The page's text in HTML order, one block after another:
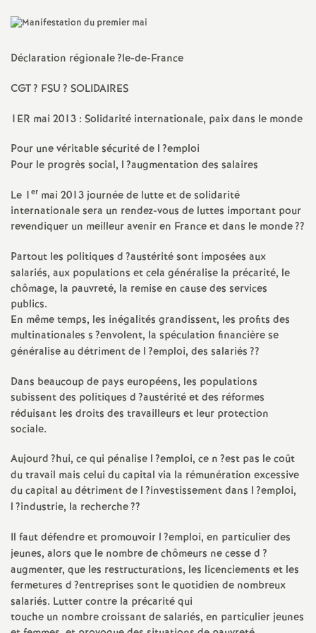
n
a
l
d
e
s
E
n
s
e
i
g
n
Déclaration régionale?le-de-France
CGT? FSU? SOLIDAIRES
1ER mai 2013 : Solidarité internationale, paix dans le monde
Pour une véritable sécurité de l?emploi
Pour le progrès social, l?augmentation des salaires
Le 1er mai 2013 journée de lutte et de solidarité
internationale sera un rendez-vous de luttes important pour
revendiquer un meilleur avenir en France et dans le monde??
Partout les politiques d?austérité sont imposées aux
salariés, aux populations et cela généralise la précarité, le
chômage, la pauvreté, la remise en cause des services
publics.
En même temps, les inégalités grandissent, les profits des
multinationales s?envolent, la spéculation financière se
généralise au détriment de l?emploi, des salariés??
Dans beaucoup de pays européens, les populations
subissent des politiques d?austérité et des réformes
réduisant les droits des travailleurs et leur protection
sociale.
Aujourd?hui, ce qui pénalise l?emploi, ce n?est pas le coût
du travail mais celui du capital via la rémunération excessive
du capital au détriment de l?investissement dans l?emploi,
l?industrie, la recherche??
Il faut défendre et promouvoir l?emploi, en particulier des
jeunes, alors que le nombre de chômeurs ne cesse d?
augmenter, que les restructurations, les licenciements et les
fermetures d?entreprises sont le quotidien de nombreux
salariés. Lutter contre la précarité qui
touche un nombre croissant de salariés, en particulier jeunes